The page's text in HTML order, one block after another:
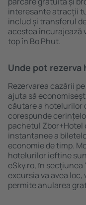
interesante atracții
includ și transferul
acestea încurajează
top în Bo Phut.
Unde pot rezerva
Rezervarea cazării
ajuta să
căutare a hotelurilor
corespunde
pachetul Zbor+Hotel
instantanee a
economie de timp.
hotelurilor ieftine
eSky.ro, ȋn secţiunea
excursia va avea
permite anularea